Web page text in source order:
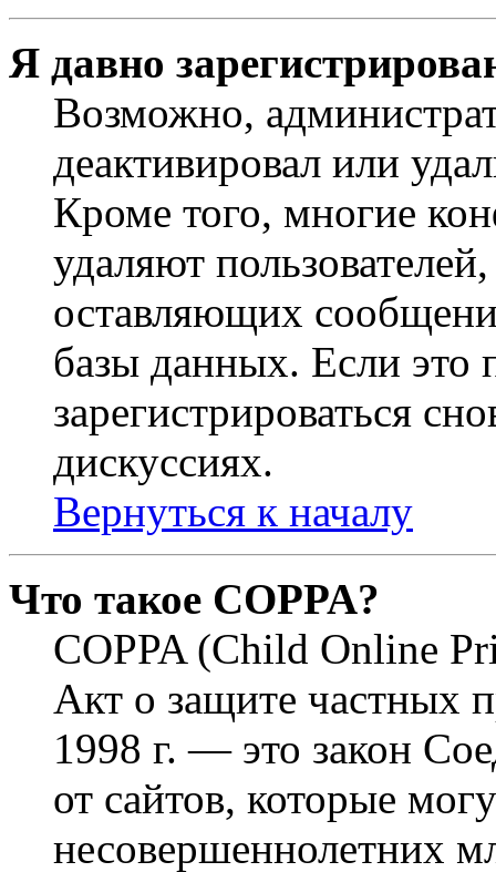
Я давно
Возможно,
деактивировал или
Кроме того, многие
удаляют
оставляющих
базы данных. Если это
зарегистрироваться
дискуссиях.
Вернуться к началу
Что такое COPPA?
COPPA (Child Online
Акт о защите частных
1998 г. — это закон
от сайтов, которые
несовершеннолетних